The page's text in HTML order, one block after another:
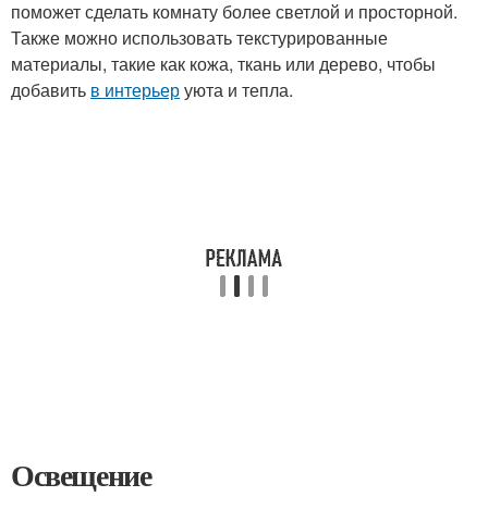
поможет сделать комнату более светлой и просторной.
Также можно использовать текстурированные
материалы, такие как кожа, ткань или дерево, чтобы
добавить в интерьеруюта и тепла.
Освещение